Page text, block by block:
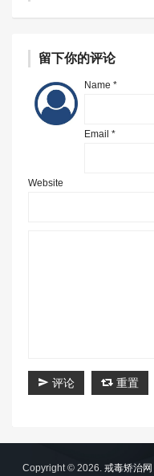
留下你的评论
Name *
Email *
Website
评论 重置
Copyright © 2026. 戒毒矫治网